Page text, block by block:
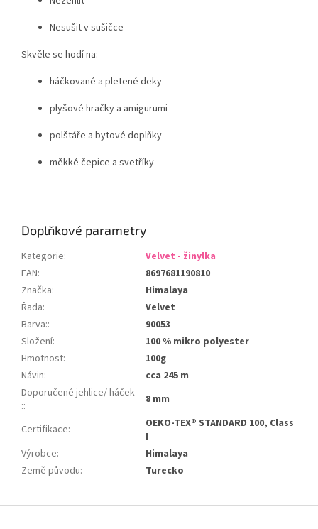
Nesušit v sušičce
Skvěle se hodí na:
háčkované a pletené deky
plyšové hračky a amigurumi
polštáře a bytové doplňky
měkké čepice a svetříky
Doplňkové parametry
Kategorie:
Velvet - žinylka
EAN:
8697681190810
Značka:
Himalaya
Řada:
Velvet
Barva::
90053
Složení:
100 % mikro polyester
Hmotnost:
100g
Návin:
cca 245 m
Doporučené jehlice/ háček
:: 8 mm
Certifikace:
OEKO-TEX® STANDARD 100, Class
I
Výrobce:
Himalaya
Země původu: Turecko